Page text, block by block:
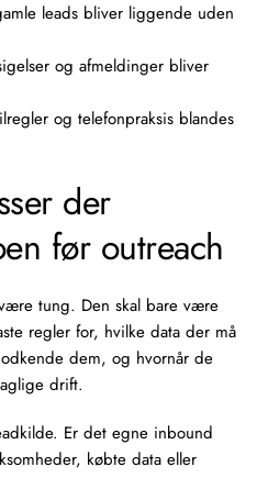
leads bliver liggende uden
og afmeldinger bliver
og telefonpraksis blandes
der
før outreach
tung. Den skal bare være
regler for, hvilke data der må
dem, og hvornår de
drift.
Er det egne inbound
købte data eller